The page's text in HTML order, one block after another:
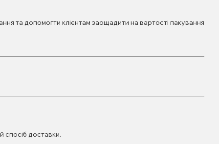
та допомогти клієнтам заощадити на вартості пакування
спосіб доставки.